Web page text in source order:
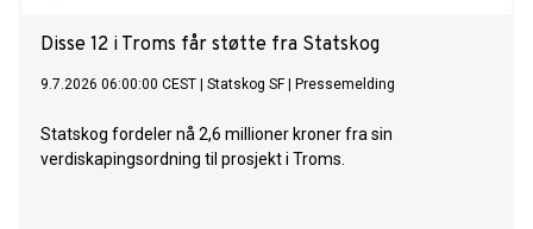
Disse 12 i Troms får støtte fra Statskog
9.7.2026 06:00:00 CEST Statskog SF| Pressemelding
Statskog fordeler nå 2,6 millioner kroner fra sin
verdiskapingsordning til prosjekt i Troms.